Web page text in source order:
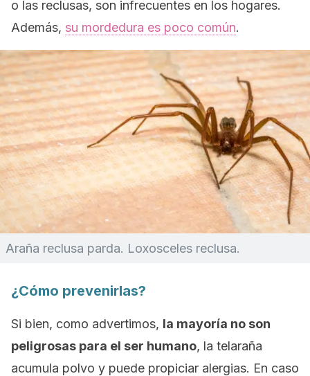
o las reclusas, son infrecuentes en los hogares.
Además, su mordedura es poco común.
Araña reclusa parda. Loxosceles reclusa.
¿Cómo prevenirlas?
Si bien, como advertimos, la mayoría no son
peligrosas para el ser humano, la telaraña
acumula polvo y puede propiciar alergias. En caso